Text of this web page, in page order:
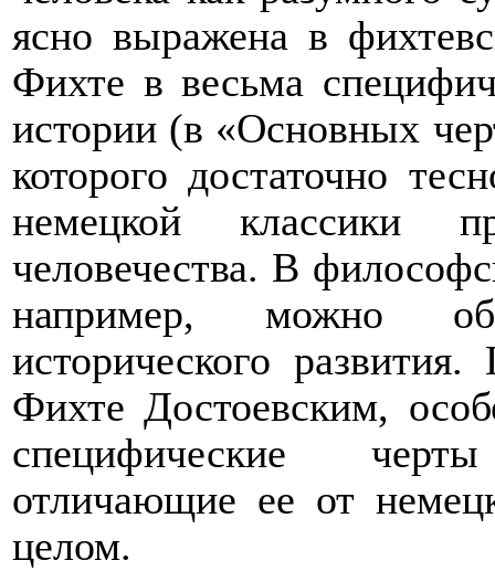
ясно выражена в
Фихте в весьма
истории (в «Основных
которого достаточно
немецкой классики
человечества. В
например, можно
исторического
Фихте Достоевским,
специфические
отличающие ее от
целом.